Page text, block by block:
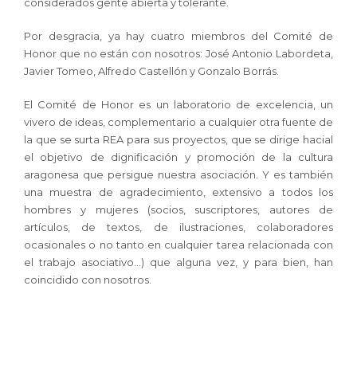
Por desgracia, ya hay cuatro miembros del Comité de
Honor que no están con nosotros: José Antonio Labordeta,
Javier Tomeo, Alfredo Castellón y Gonzalo Borrás.
El Comité de Honor es un laboratorio de excelencia, un
vivero de ideas, complementario a cualquier otra fuente de
la que se surta REA para sus proyectos, que se dirige hacial
el objetivo de dignificación y promoción de la cultura
aragonesa que persigue nuestra asociación. Y es también
una muestra de agradecimiento, extensivo a todos los
hombres y mujeres (socios, suscriptores, autores de
artículos, de textos, de ilustraciones, colaboradores
ocasionales o no tanto en cualquier tarea relacionada con
el trabajo asociativo…) que alguna vez, y para bien, han
coincidido con nosotros.